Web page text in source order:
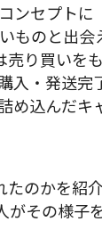
ンセプト
ものと出
り買いを
入・発送完
め込んだ
のかを紹
その様子